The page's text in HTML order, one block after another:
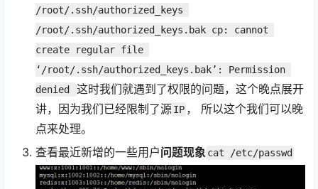
/root/.ssh/authorized_keys
/root/.ssh/authorized_keys.bak cp: cannot
create regular file
‘/root/.ssh/authorized_keys.bak’: Permission
denied
这时我们就遇到了权限的问题，这个晚点展开
讲，因为我们已经限制了源IP ， 所以这个我们可以晚
点来处理。
查看最近新增的一些用户问题现象cat /etc/passwd